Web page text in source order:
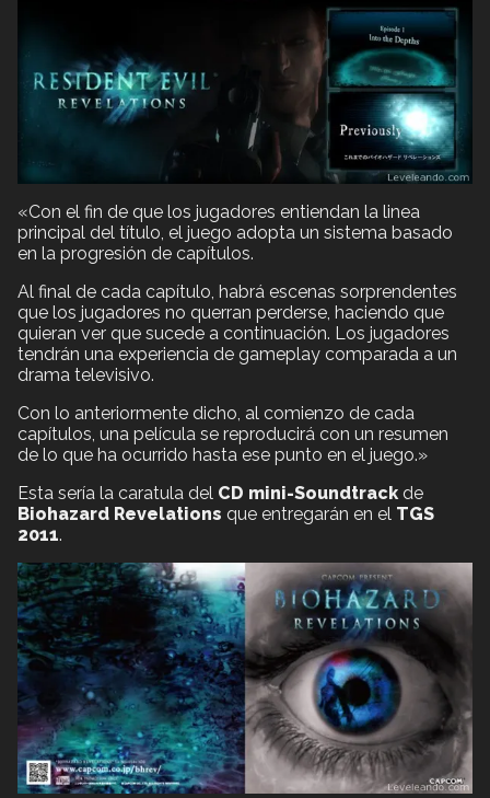
«Con el fin de que los jugadores entiendan la linea
principal del título, el juego adopta un sistema basado
en la progresión de capítulos.
Al final de cada capítulo, habrá escenas sorprendentes
que los jugadores no querran perderse, haciendo que
quieran ver que sucede a continuación. Los jugadores
tendrán una experiencia de gameplay comparada a un
drama televisivo.
Con lo anteriormente dicho, al comienzo de cada
capítulos, una película se reproducirá con un resumen
de lo que ha ocurrido hasta ese punto en el juego.»
Esta sería la caratula del CD mini-Soundtrackde
Biohazard Revelations que entregarán en el TGS
2011.